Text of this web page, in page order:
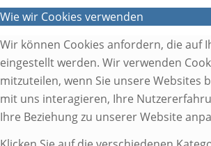
Wie wir Cookies verwenden
Wir können Cookies anfordern, die auf
eingestellt werden. Wir verwenden
mitzuteilen, wenn Sie unsere Websites
mit uns interagieren, Ihre
Ihre Beziehung zu unserer Website